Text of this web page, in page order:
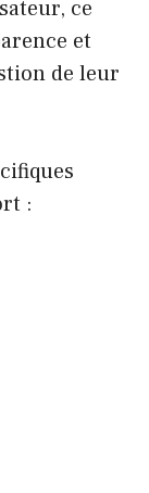
ce
et
de leur
: